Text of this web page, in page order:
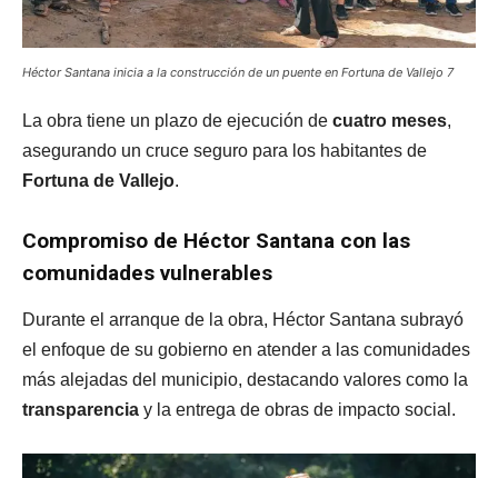
Héctor Santana inicia a la construcción de un puente en Fortuna de Vallejo 7
La obra tiene un plazo de ejecución de cuatro meses,
asegurando un cruce seguro para los habitantes de
Fortuna de Vallejo.
Compromiso de Héctor Santana con las
comunidades vulnerables
Durante el arranque de la obra, Héctor Santana subrayó
el enfoque de su gobierno en atender a las comunidades
más alejadas del municipio, destacando valores como la
transparencia y la entrega de obras de impacto social.